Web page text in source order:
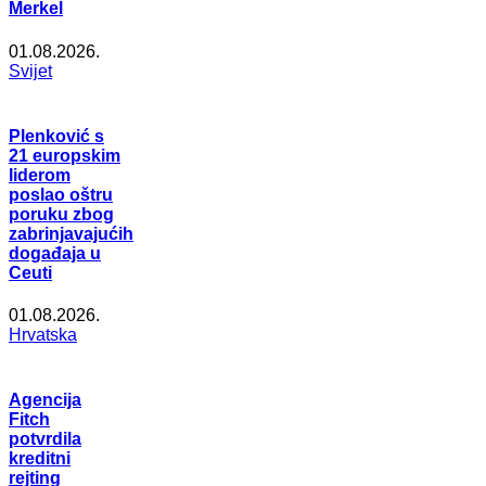
Merkel
01.08.2026.
Svijet
Plenković s
21 europskim
liderom
poslao oštru
poruku zbog
zabrinjavajućih
događaja u
Ceuti
01.08.2026.
Hrvatska
Agencija
Fitch
potvrdila
kreditni
rejting